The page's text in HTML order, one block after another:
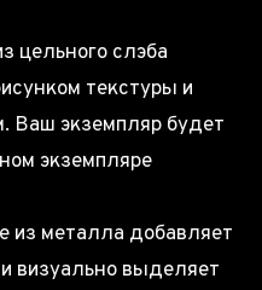
цельного слэба
текстуры и
Ваш экземпляр будет
экземпляре
из металла добавляет
визуально выделяет